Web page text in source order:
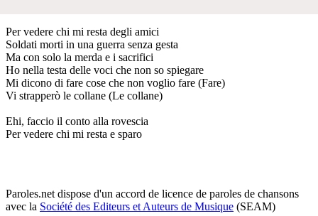
Per vedere chi mi resta degli amici
Soldati morti in una guerra senza gesta
Ma con solo la merda e i sacrifici
Ho nella testa delle voci che non so spiegare
Mi dicono di fare cose che non voglio fare (Fare)
Vi strapperò le collane (Le collane)
Ehi, faccio il conto alla rovescia
Per vedere chi mi resta e sparo
Paroles.net dispose d'un accord de licence de paroles de chansons
avec la Société des Editeurs et Auteurs de Musique (SEAM)